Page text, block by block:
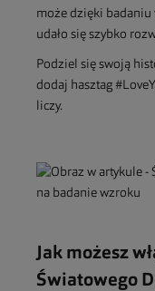
może dzięki badaniu
udało się szybko
Podziel się swoją
dodaj hasztag
liczy.
Jak możesz
Światowego